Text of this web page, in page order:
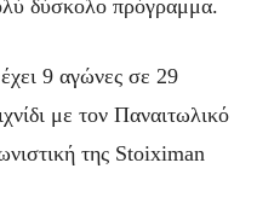
δύσκολο πρόγραμμα.
9 αγώνες σε 29
με τον Παναιτωλικό
της Stoiximan